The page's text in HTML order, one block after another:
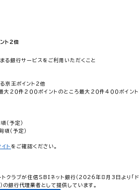
ト２倍
る銀行サービスをご利用いただくこと
京王ポイント２倍
２０件２００ポイントのところ最大２０件４００ポイント
（予定）
頃（予定）
ト をご確認ください。
クラブが住信SBIネット銀行（2026年8月3日より「ド
の銀行代理業者として提供しています。